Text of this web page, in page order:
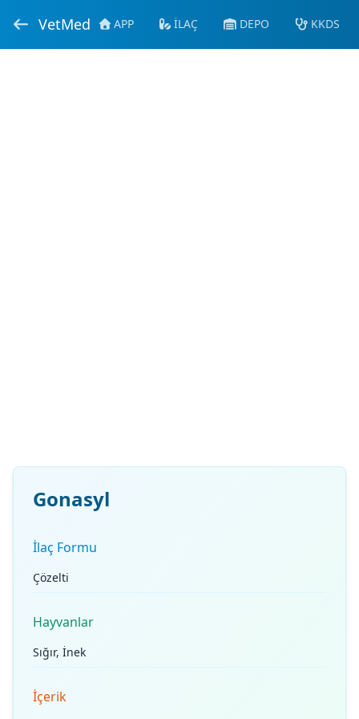
VetMed APP İLAÇ DEPO KKDS
Gonasyl
İlaç Formu
Çözelti
Hayvanlar
Sığır, İnek
İçerik